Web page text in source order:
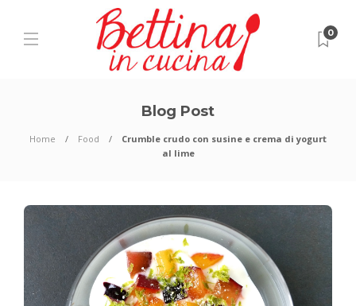
0
Blog Post
Home Food
Crumble crudo con susine e crema di yogurt
al lime